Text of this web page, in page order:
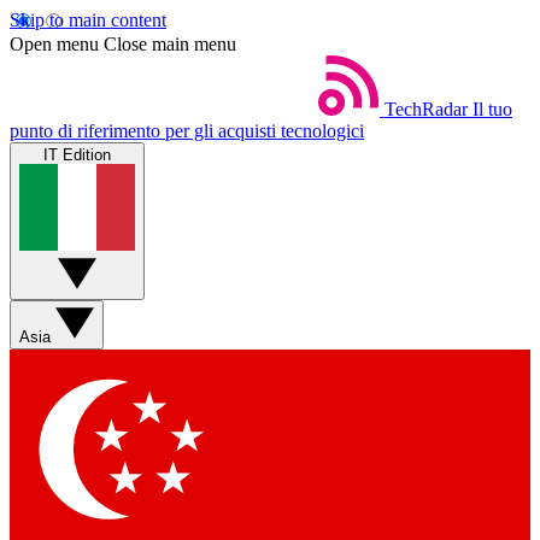
Skip to main content
Open menu Close main menu
TechRadar Il tuo
punto di riferimento per gli acquisti tecnologici
IT Edition
Asia